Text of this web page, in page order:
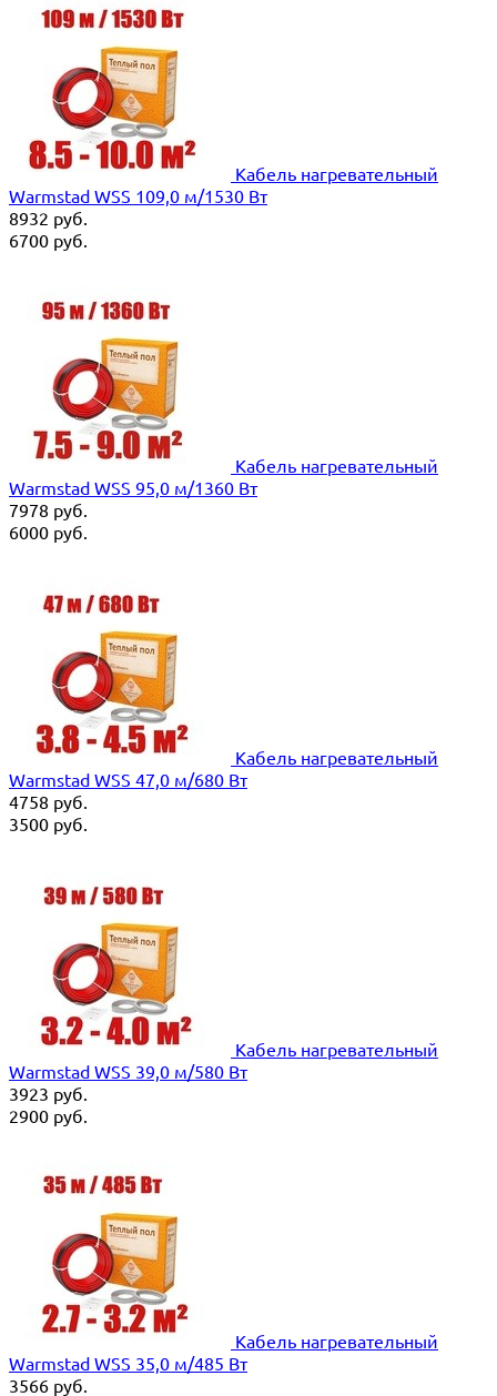
Кабель нагревательный
Warmstad WSS 109,0 м/1530 Вт
8932 руб.
6700 руб.
Кабель нагревательный
Warmstad WSS 95,0 м/1360 Вт
7978 руб.
6000 руб.
Кабель нагревательный
Warmstad WSS 47,0 м/680 Вт
4758 руб.
3500 руб.
Кабель нагревательный
Warmstad WSS 39,0 м/580 Вт
3923 руб.
2900 руб.
Кабель нагревательный
Warmstad WSS 35,0 м/485 Вт
3566 руб.